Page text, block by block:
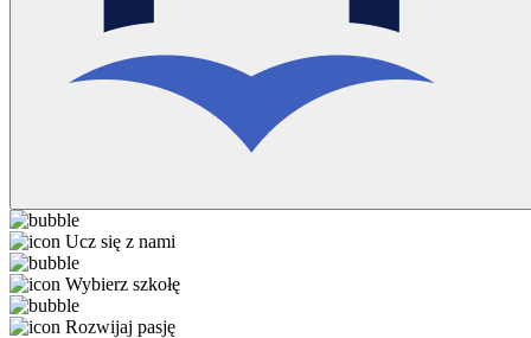
Ucz się z nami
Wybierz szkołę
Rozwijaj pasję